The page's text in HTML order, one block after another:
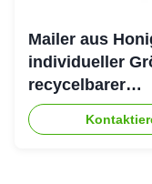
Mailer aus
individueller
recycelbarer